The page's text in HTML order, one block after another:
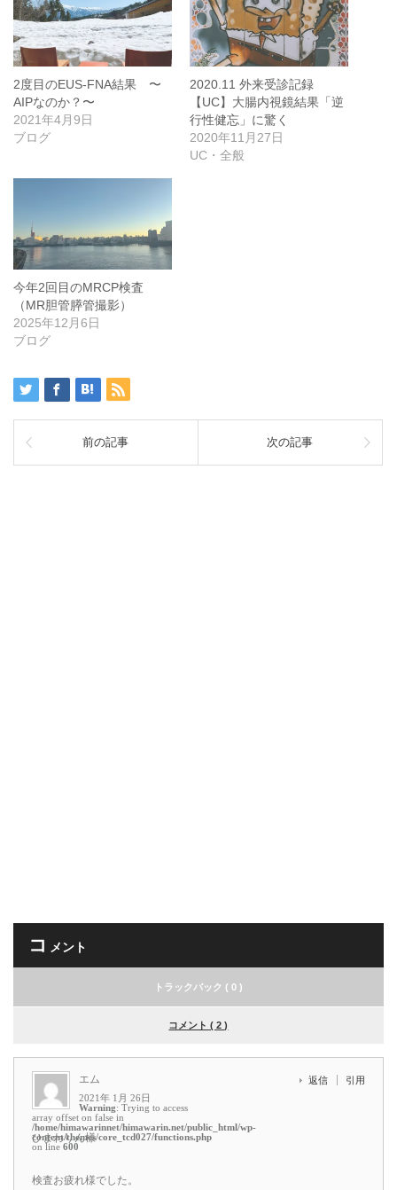
2度目のEUS-FNA結果 〜
AIPなのか？〜
2021年4月9日
ブログ
2020.11 外来受診記録
【UC】大腸内視鏡結果「逆
行性健忘」に驚く
2020年11月27日
UC・全般
今年2回目のMRCP検査
（MR胆管膵管撮影）
2025年12月6日
ブログ
前の記事 次の記事
コ メント
トラックバック ( 0 )
コメント ( 2 )
エム
2021年 1月 26日
Warning: Trying to access
array offset on false in
/home/himawarinnet/himawarin.net/public_html/wp-
content/themes/core_tcd027/functions.php
on line 600
返信 引用
ひまわりん様
検査お疲れ様でした。